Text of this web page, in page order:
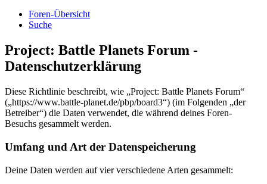
Foren-Übersicht
Suche
Project: Battle Planets Forum -
Datenschutzerklärung
Diese Richtlinie beschreibt, wie „Project: Battle Planets Forum“
(„https://www.battle-planet.de/pbp/board3“) (im Folgenden „der
Betreiber“) die Daten verwendet, die während deines Foren-
Besuchs gesammelt werden.
Umfang und Art der Datenspeicherung
Deine Daten werden auf vier verschiedene Arten gesammelt: